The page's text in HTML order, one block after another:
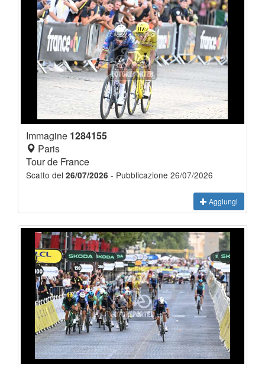
Immagine 1284155
Paris
Tour de France
Scatto del 26/07/2026 - Pubblicazione 26/07/2026
Aggiungi